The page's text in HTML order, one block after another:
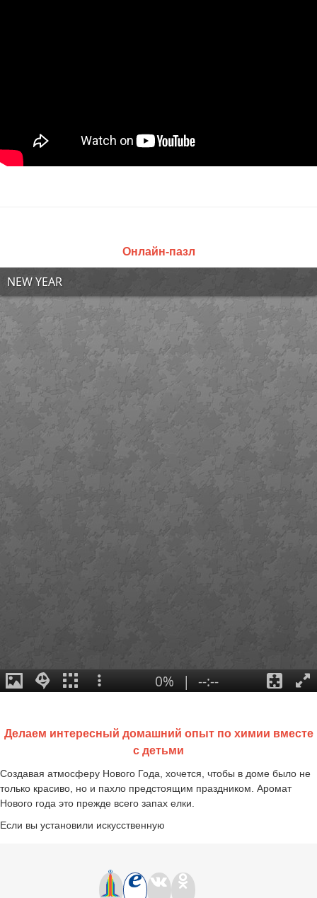
Онлайн-пазл
Делаем интересный домашний опыт по химии вместе
с детьми
Создавая атмосферу Нового Года, хочется, чтобы в доме было не
только красиво, но и пахло предстоящим праздником. Аромат
Нового года это прежде всего запах елки.
Если вы установили искусственную